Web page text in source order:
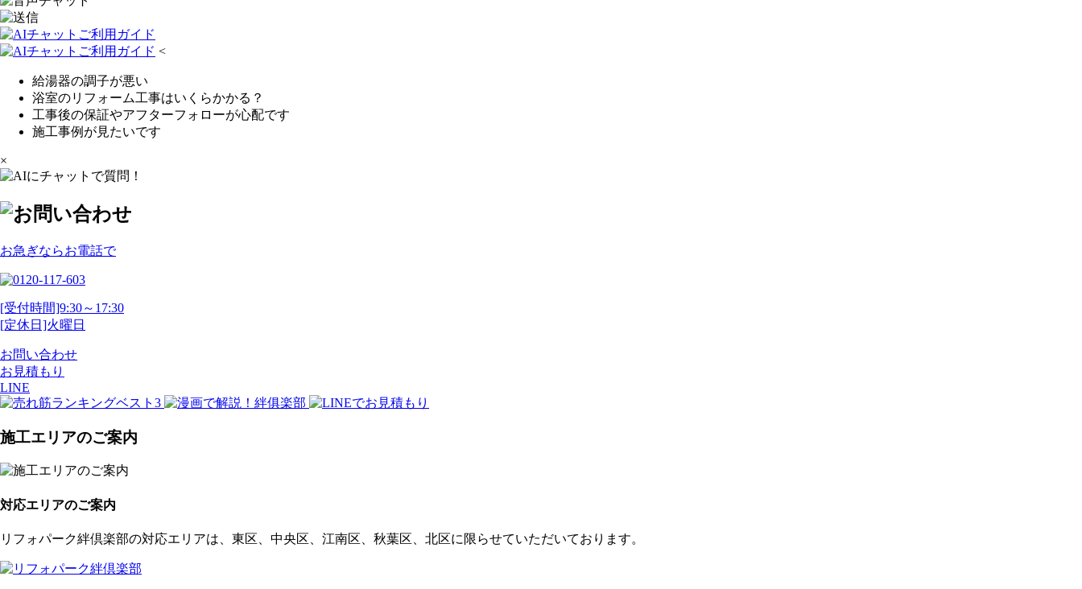
<
給湯器の調子が悪い
浴室のリフォーム工事はいくらかかる？
工事後の保証やアフターフォローが心配です
施工事例が見たいです
×
お急ぎならお電話で
[受付時間]9:30～17:30
[定休日]火曜日
お問い合わせ
お見積もり
LINE
施工エリアのご案内
対応エリアのご案内
リフォパーク絆倶楽部の対応エリアは、東区、中央区、江南区、秋葉区、北区に限らせていただいております。